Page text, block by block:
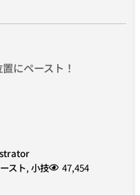
にペースト！
スト, 小技 47,454